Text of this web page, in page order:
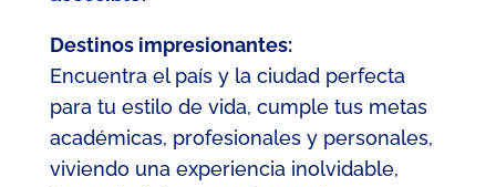
Destinos impresionantes:
Encuentra el país y la ciudad perfecta
para tu estilo de vida, cumple tus metas
académicas, profesionales y personales,
viviendo una experiencia inolvidable,